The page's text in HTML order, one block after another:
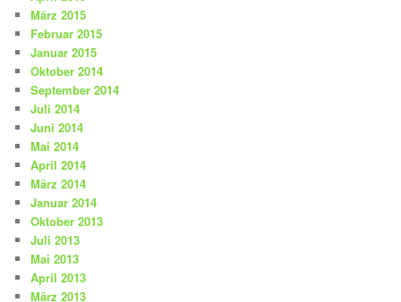
März 2015
Februar 2015
Januar 2015
Oktober 2014
September 2014
Juli 2014
Juni 2014
Mai 2014
April 2014
März 2014
Januar 2014
Oktober 2013
Juli 2013
Mai 2013
April 2013
März 2013